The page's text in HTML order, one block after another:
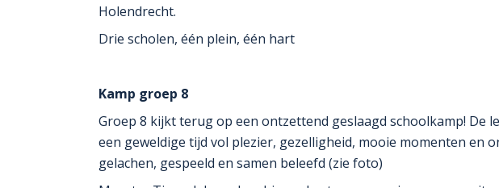
Holendrecht.
Drie scholen, één plein, één hart
Kamp groep 8
Groep 8 kijkt terug op een ontzettend geslaagd schoolkamp! De
een geweldige tijd vol plezier, gezelligheid, mooie momenten en
gelachen, gespeeld en samen beleefd (zie foto)